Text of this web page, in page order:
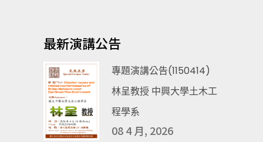
最新演講公告
專題演講公告(1150414)
林呈教授 中興大學土木工
程學系
08 4 月, 2026